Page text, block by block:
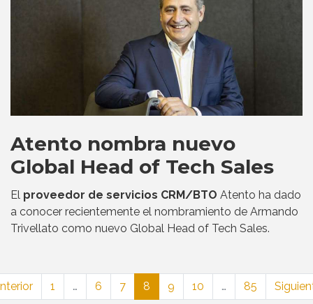
Atento nombra nuevo
Global Head of Tech Sales
El proveedor de servicios CRM/BTO Atento ha dado
a conocer recientemente el nombramiento de Armando
Trivellato como nuevo Global Head of Tech Sales.
1 … 6 7 8 9 10 … 85